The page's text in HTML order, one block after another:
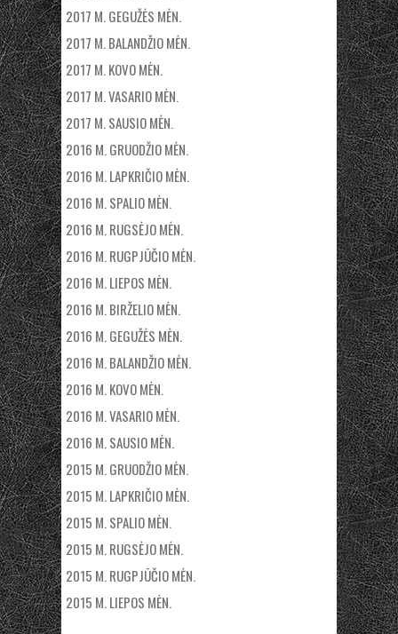
2017 M. GEGUŽĖS MĖN.
2017 M. BALANDŽIO MĖN.
2017 M. KOVO MĖN.
2017 M. VASARIO MĖN.
2017 M. SAUSIO MĖN.
2016 M. GRUODŽIO MĖN.
2016 M. LAPKRIČIO MĖN.
2016 M. SPALIO MĖN.
2016 M. RUGSĖJO MĖN.
2016 M. RUGPJŪČIO MĖN.
2016 M. LIEPOS MĖN.
2016 M. BIRŽELIO MĖN.
2016 M. GEGUŽĖS MĖN.
2016 M. BALANDŽIO MĖN.
2016 M. KOVO MĖN.
2016 M. VASARIO MĖN.
2016 M. SAUSIO MĖN.
2015 M. GRUODŽIO MĖN.
2015 M. LAPKRIČIO MĖN.
2015 M. SPALIO MĖN.
2015 M. RUGSĖJO MĖN.
2015 M. RUGPJŪČIO MĖN.
2015 M. LIEPOS MĖN.